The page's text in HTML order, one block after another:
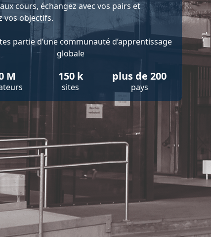
cours, échangez avec vos pairs et
vos objectifs.
partie d’une communauté d’apprentissage
globale
M 150 k
sites
plus de 200
pays